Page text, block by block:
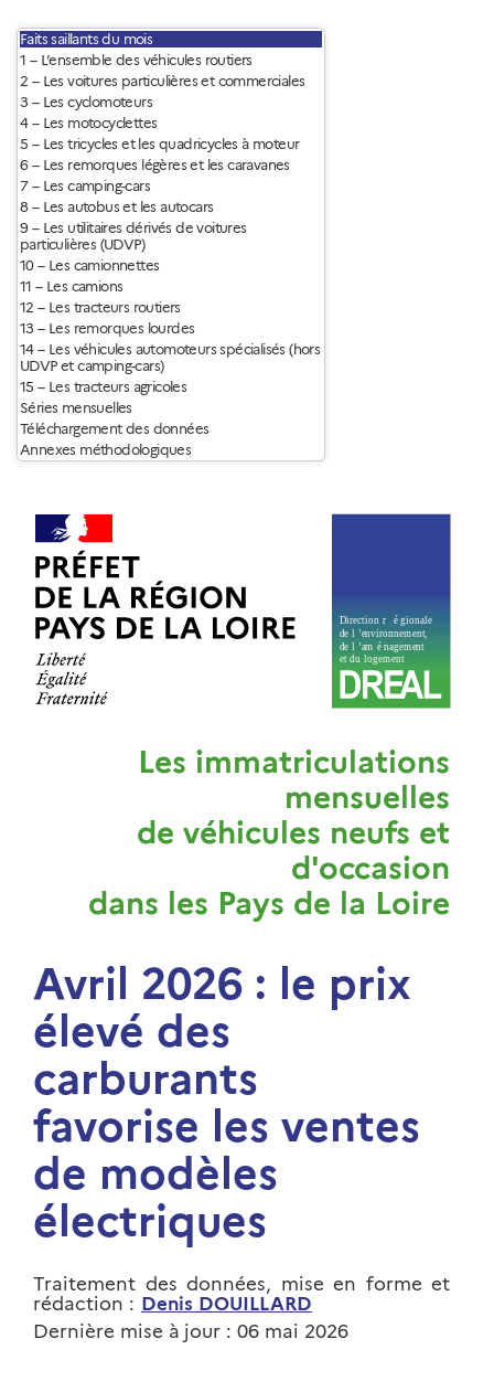
Faits saillants du mois
1 – L’ensemble des véhicules routiers
2 – Les voitures particulières et commerciales
3 – Les cyclomoteurs
4 – Les motocyclettes
5 – Les tricycles et les quadricycles à moteur
6 – Les remorques légères et les caravanes
7 – Les camping-cars
8 – Les autobus et les autocars
9 – Les utilitaires dérivés de voitures
particulières (UDVP)
10 – Les camionnettes
11 – Les camions
12 – Les tracteurs routiers
13 – Les remorques lourdes
14 – Les véhicules automoteurs spécialisés (hors
UDVP et camping-cars)
15 – Les tracteurs agricoles
Séries mensuelles
Téléchargement des données
Annexes méthodologiques
Les immatriculations
mensuelles
de véhicules neufs et
d'occasion
dans les Pays de la Loire
Avril 2026 : le prix
élevé des
carburants
favorise les ventes
de modèles
électriques
Traitement des données, mise en forme et
rédaction : Denis DOUILLARD
Dernière mise à jour : 06 mai 2026